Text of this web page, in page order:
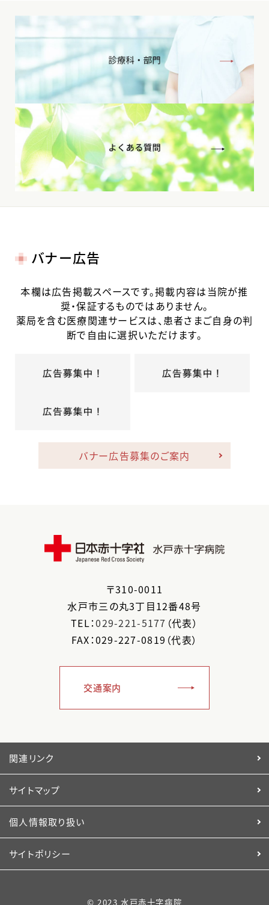
バナー広告
本欄は広告掲載スペースです。掲載内容は当院が推
奨・保証するものではありません。
薬局を含む医療関連サービスは、患者さまご自身の判
断で自由に選択いただけます。
バナー広告募集のご案内
〒310-0011
水戸市三の丸3丁目12番48号
TEL：029-221-5177 （代表）
FAX：029-227-0819（代表）
交通案内
関連リンク
サイトマップ
個人情報取り扱い
サイトポリシー
© 2023 水戸赤十字病院